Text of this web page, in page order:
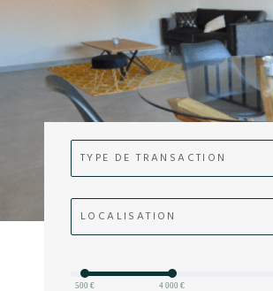
TYPE DE TRANSACTION
LOCALISATION
500 € 4 000 €